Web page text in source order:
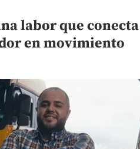
labor que
en movimiento